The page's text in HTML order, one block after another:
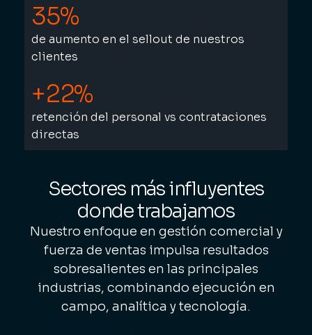
35%
de aumento en el sellout de nuestros
clientes
+22%
retención del personal vs contrataciones
directas
Sectores más influyentes
donde trabajamos
Nuestro enfoque en gestión comercial y
fuerza de ventas impulsa resultados
sobresalientes en las principales
industrias, combinando ejecución en
campo, analítica y tecnología.